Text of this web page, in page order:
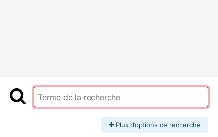
Plus d’options de recherche